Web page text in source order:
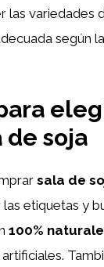
las variedades
según
de soja
sala de
etiquetas y
100%